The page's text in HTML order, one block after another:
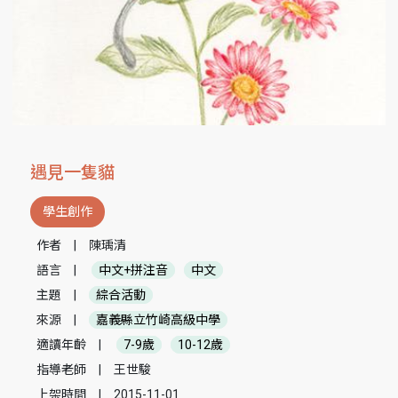
遇見一隻貓
學生創作
作者
陳瑀清
語言
中文+拼注音
中文
主題
綜合活動
來源
嘉義縣立竹崎高級中學
適讀年齡
7-9歲
10-12歲
指導老師
王世駿
上架時間
2015-11-01